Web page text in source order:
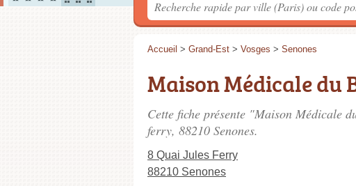
Accueil > Grand-Est > Vosges > Senones
Maison Médicale du
Cette fiche présente "Maison Médicale
ferry, 88210 Senones.
8 Quai Jules Ferry
88210 Senones